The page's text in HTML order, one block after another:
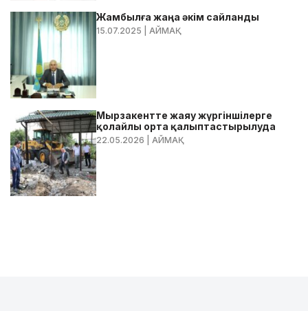
Жамбылға жаңа әкім сайланды
15.07.2025 | АЙМАҚ
Мырзакентте жаяу жүргіншілерге
қолайлы орта қалыптастырылуда
22.05.2026 | АЙМАҚ